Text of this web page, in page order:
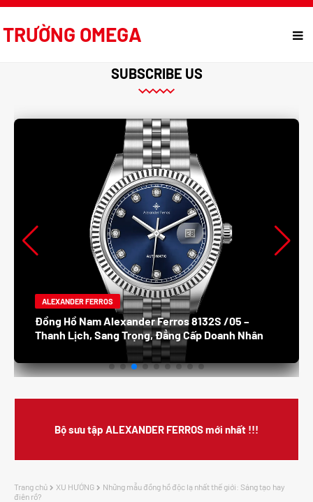
TRƯỜNG OMEGA
SUBSCRIBE US
ALEXANDER FERROS
Đồng Hồ Nam Alexander Ferros 8132S /05 –
Thanh Lịch, Sang Trọng, Đẳng Cấp Doanh Nhân
Bộ sưu tập ALEXANDER FERROS mới nhất !!!
Trang chủ XU HƯỚNG
Những mẫu đồng hồ độc lạ nhất thế giới: Sáng tạo hay
điên rồ?